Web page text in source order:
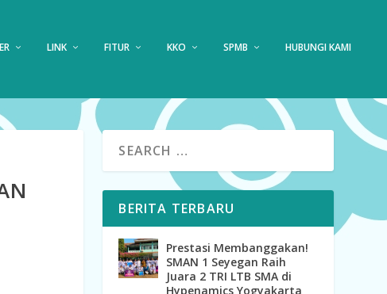
LINK FITUR KKO SPMB HUBUNGI KAMI
BERITA TERBARU
Prestasi Membanggakan!
SMAN 1 Seyegan Raih
Juara 2 TRI LTB SMA di
Hypenamics Yogyakarta